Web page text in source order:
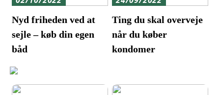
Nyd friheden ved at
sejle – køb din egen
båd
Ting du skal overveje
når du køber
kondomer